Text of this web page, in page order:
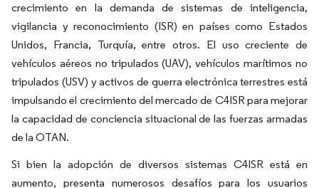
crecimiento en la demanda de sistemas de inteligencia,
vigilancia y reconocimiento (ISR) en países como Estados
Unidos, Francia, Turquía, entre otros. El uso creciente de
vehículos aéreos no tripulados (UAV), vehículos marítimos no
tripulados (USV) y activos de guerra electrónica terrestres está
impulsando el crecimiento del mercado de C4ISR para mejorar
la capacidad de conciencia situacional de las fuerzas armadas
de la OTAN.
Si bien la adopción de diversos sistemas C4ISR está en
aumento, presenta numerosos desafíos para los usuarios